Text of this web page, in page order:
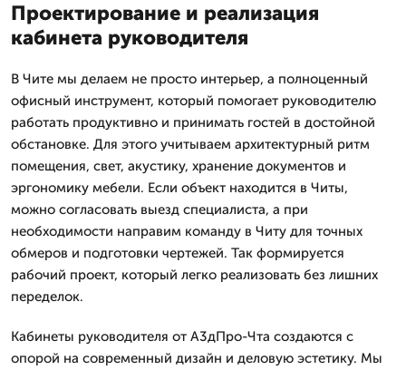
Проектирование и реализация
кабинета руководителя
В Чите мы делаем не просто интерьер, а полноценный
офисный инструмент, который помогает руководителю
работать продуктивно и принимать гостей в достойной
обстановке. Для этого учитываем архитектурный ритм
помещения, свет, акустику, хранение документов и
эргономику мебели. Если объект находится в Читы,
можно согласовать выезд специалиста, а при
необходимости направим команду в Читу для точных
обмеров и подготовки чертежей. Так формируется
рабочий проект, который легко реализовать без лишних
переделок.
Кабинеты руководителя от А3дПро-Чта создаются с
опорой на современный дизайн и деловую эстетику. Мы